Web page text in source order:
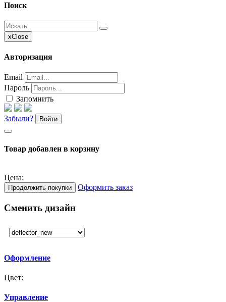
Поиск
xClose
Авторизация
Email
Пароль
Запомнить
Забыли? Войти
Товар добавлен в корзину
Цена:
Продолжить покупки Оформить заказ
Сменить дизайн
Оформление
Цвет:
Управление